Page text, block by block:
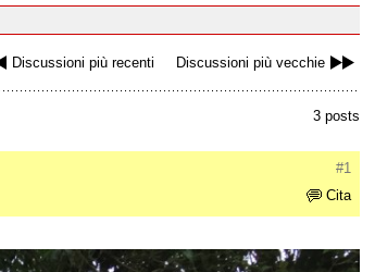
Discussioni più recenti Discussioni più vecchie
3 posts
#1
Cita